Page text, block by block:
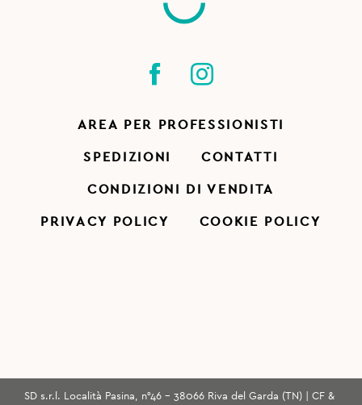
AREA PER PROFESSIONISTI
SPEDIZIONI CONTATTI
CONDIZIONI DI VENDITA
PRIVACY POLICY COOKIE POLICY
SD s.r.l. Località Pasina, n°46 - 38066 Riva del Garda (TN) | CF &